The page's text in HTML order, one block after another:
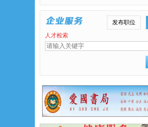
发布职位
人才检索